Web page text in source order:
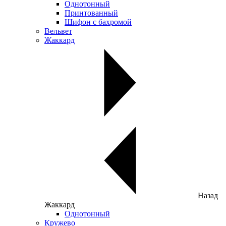
Однотонный
Принтованный
Шифон с бахромой
Вельвет
Жаккард
Назад
Жаккард
Однотонный
Кружево